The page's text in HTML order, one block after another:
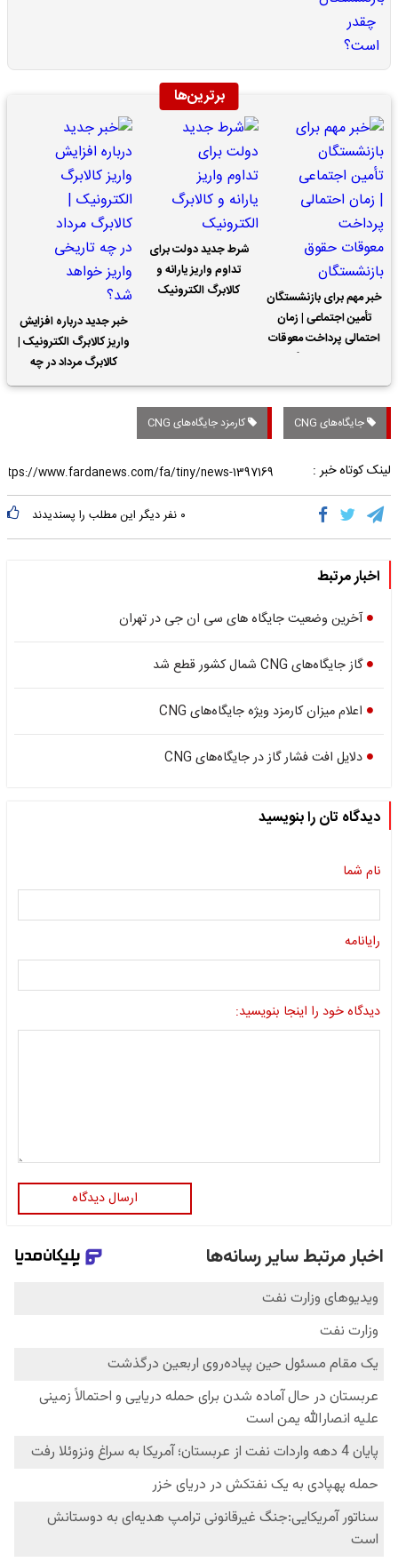
برترین‌ها
خبر مهم برای بازنشستگان
تأمین اجتماعی | زمان
احتمالی پرداخت معوقات
شرط جدید دولت برای
تداوم واریز یارانه و
کالابرگ الکترونیک
خبر جدید درباره افزایش
واریز کالابرگ الکترونیک |
کالابرگ مرداد در چه
تاریخی واریز خواهد شد؟
جایگاه‌های CNG کارمزد جایگاه‌های CNG
لینک کوتاه خبر :
۰ نفر دیگر این مطلب را پسندیدند
اخبار مرتبط
آخرین وضعیت جایگاه های سی ان جی در تهران
گاز جایگاه‌های CNG شمال کشور قطع شد
اعلام میزان کارمزد ویژه جایگاه‌های CNG
دلایل افت فشار گاز در جایگاه‌های CNG
دیدگاه تان را بنویسید
نام شما
رایانامه
دیدگاه خود را اینجا بنویسید:
ارسال دیدگاه